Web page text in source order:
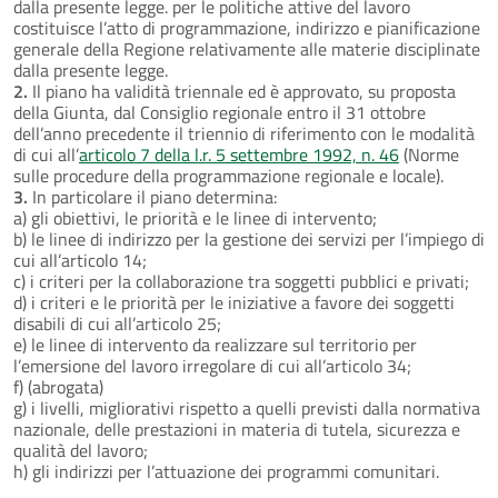
dalla presente legge. per le politiche attive del lavoro
costituisce l’atto di programmazione, indirizzo e pianificazione
generale della Regione relativamente alle materie disciplinate
dalla presente legge.
2. Il piano ha validità triennale ed è approvato, su proposta
della Giunta, dal Consiglio regionale entro il 31 ottobre
dell’anno precedente il triennio di riferimento con le modalità
di cui all’articolo 7 della l.r. 5 settembre 1992, n. 46(Norme
sulle procedure della programmazione regionale e locale).
3. In particolare il piano determina:
a) gli obiettivi, le priorità e le linee di intervento;
b) le linee di indirizzo per la gestione dei servizi per l’impiego di
cui all’articolo 14;
c) i criteri per la collaborazione tra soggetti pubblici e privati;
d) i criteri e le priorità per le iniziative a favore dei soggetti
disabili di cui all’articolo 25;
e) le linee di intervento da realizzare sul territorio per
l’emersione del lavoro irregolare di cui all’articolo 34;
f) (abrogata)
g) i livelli, migliorativi rispetto a quelli previsti dalla normativa
nazionale, delle prestazioni in materia di tutela, sicurezza e
qualità del lavoro;
h) gli indirizzi per l’attuazione dei programmi comunitari.